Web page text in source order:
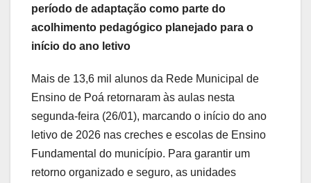
período de adaptação como parte do
acolhimento pedagógico planejado para o
início do ano letivo
Mais de 13,6 mil alunos da Rede Municipal de
Ensino de Poá retornaram às aulas nesta
segunda-feira (26/01), marcando o início do ano
letivo de 2026 nas creches e escolas de Ensino
Fundamental do município. Para garantir um
retorno organizado e seguro, as unidades